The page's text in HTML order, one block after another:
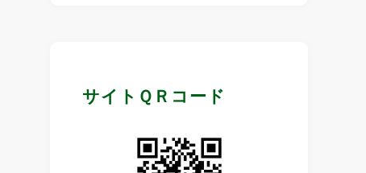
サイトＱＲコード